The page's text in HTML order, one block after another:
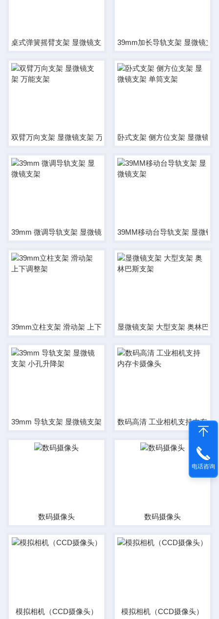
桌式弹簧摇臂支架 显微镜支架 伸缩架39mm加长导轨支架 显微镜支
双臂万向支架 显微镜支架 万能支架卧式支架 侧方位支架 显微镜支
39mm 微调导轨支架 显微镜支架 39MM移动台导轨支架 显微镜
39mm立柱支架 滑动架 上下调整架显微镜支架 大型支架 奥林巴斯
39mm 导轨支架 显微镜支架 小孔升降架数码高清 工业相机支持内存卡
数码摄像头 数码摄像头
模拟相机（CCD摄像头） 模拟相机（CCD摄像头）
电话咨询